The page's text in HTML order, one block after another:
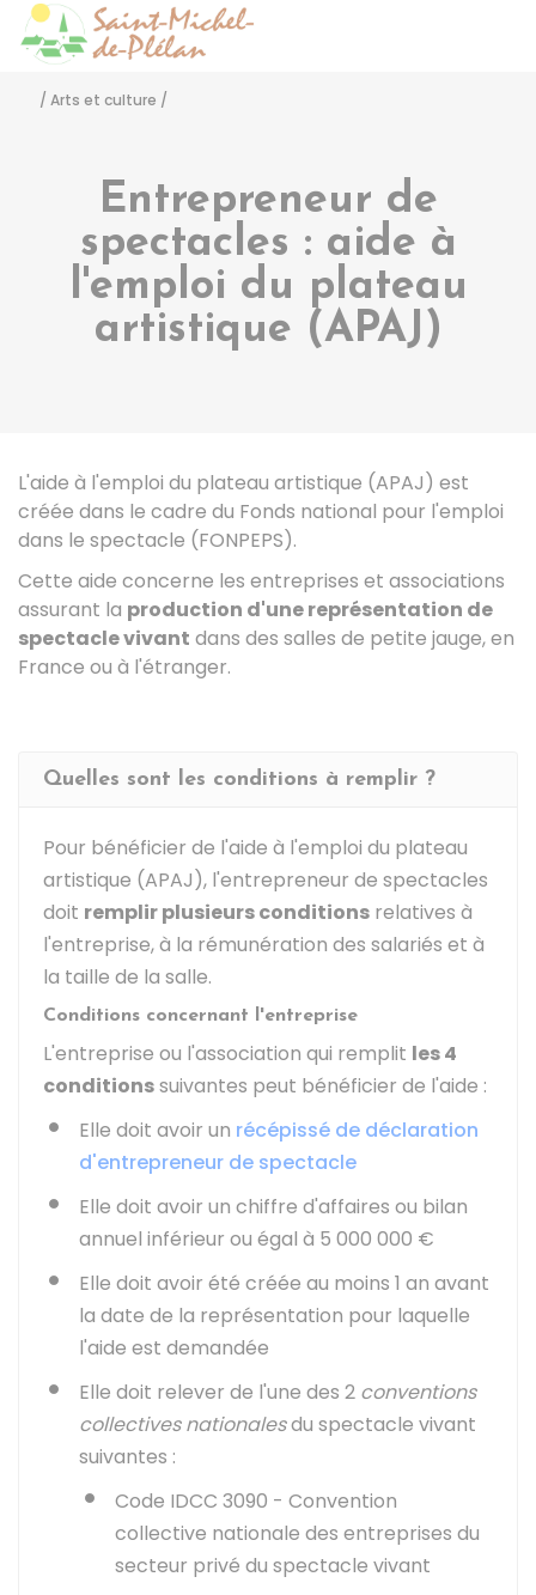
/ Arts et culture /
Entrepreneur de
spectacles : aide à
l'emploi du plateau
artistique (APAJ)
L'aide à l'emploi du plateau artistique (APAJ) est
créée dans le cadre du Fonds national pour l'emploi
dans le spectacle (FONPEPS).
Cette aide concerne les entreprises et associations
assurant la production d'une représentation de
spectacle vivant dans des salles de petite jauge, en
France ou à l'étranger.
Quelles sont les conditions à remplir ?
Pour bénéficier de l'aide à l'emploi du plateau
artistique (APAJ), l'entrepreneur de spectacles
doit remplir plusieurs conditions relatives à
l'entreprise, à la rémunération des salariés et à
la taille de la salle.
Conditions concernant l'entreprise
L'entreprise ou l'association qui remplit les 4
conditionssuivantes peut bénéficier de l'aide :
Elle doit avoir un récépissé de déclaration
d'entrepreneur de spectacle
Elle doit avoir un chiffre d'affaires ou bilan
annuel inférieur ou égal à 5 000 000 €
Elle doit avoir été créée au moins 1 an avant
la date de la représentation pour laquelle
l'aide est demandée
Elle doit relever de l'une des 2 conventions
collectives nationalesdu spectacle vivant
suivantes :
Code IDCC 3090 - Convention
collective nationale des entreprises du
secteur privé du spectacle vivant